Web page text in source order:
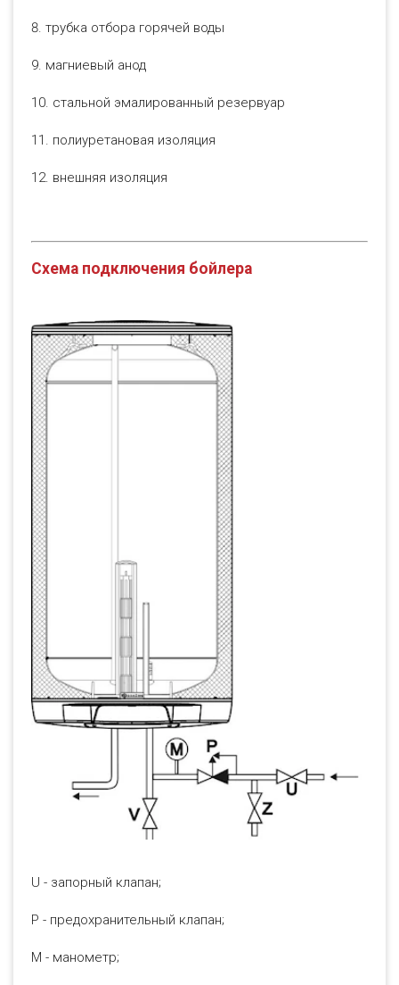
8. трубка отбора горячей воды
9. магниевый анод
10. стальной эмалированный резервуар
11. полиуретановая изоляция
12. внешняя изоляция
Схема подключения бойлера
U - запорный клапан;
Р - предохранительный клапан;
М - манометр;